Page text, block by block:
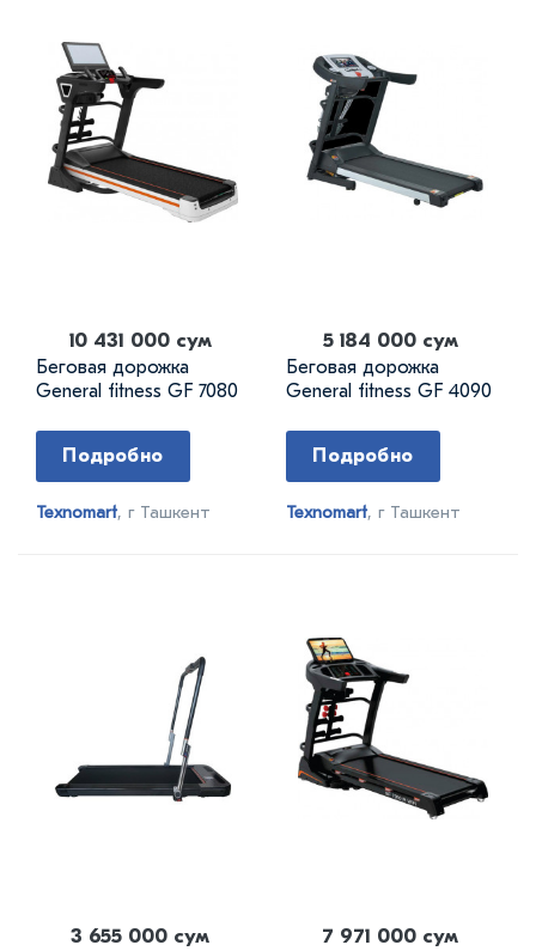
10 431 000 сум
Беговая дорожка
General fitness GF 7080
Подробно
Texnomart, г Ташкент
5 184 000 сум
Беговая дорожка
General fitness GF 4090
Подробно
Texnomart, г Ташкент
3 655 000 сум 7 971 000 сум